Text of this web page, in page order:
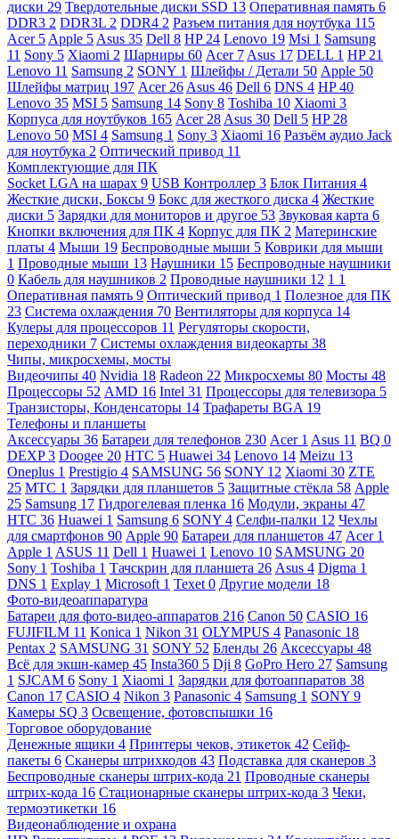
диски 29 Твердотельные диски SSD 13 Оперативная память 6
DDR3 2 DDR3L 2 DDR4 2 Разъем питания для ноутбука 115
Acer 5 Apple 5 Asus 35 Dell 8 HP 24 Lenovo 19 Msi 1 Samsung
11 Sony 5 Xiaomi 2 Шарниры 60 Acer 7 Asus 17 DELL 1 HP 21
Lenovo 11 Samsung 2 SONY 1 Шлейфы / Детали 50 Apple 50
Шлейфы матриц 197 Acer 26 Asus 46 Dell 6 DNS 4 HP40
Lenovo 35 MSI 5 Samsung 14 Sony 8 Toshiba 10 Xiaomi 3
Корпуса для ноутбуков 165 Acer 28 Asus 30 Dell 5 HP 28
Lenovo 50 MSI 4 Samsung 1 Sony 3 Xiaomi 16 Разъём аудио Jack
для ноутбука 2 Оптический привод 11
Комплектующие для ПК
Socket LGA на шарах 9 USB Контроллер 3 Блок Питания 4
Жесткие диски, Боксы 9 Бокс для жесткого диска 4 Жесткие
диски 5 Зарядки для мониторов и другое 53 Звуковая карта 6
Кнопки включения для ПК 4 Корпус для ПК 2 Материнские
платы 4 Мыши 19 Беспроводные мыши 5 Коврики для мыши
1 Проводные мыши 13 Наушники 15 Беспроводные наушники
0 Кабель для наушников 2 Проводные наушники 12 1 1
Оперативная память 9 Оптический привод 1 Полезное для ПК
23 Система охлаждения 70 Вентиляторы для корпуса 14
Кулеры для процессоров 11 Регуляторы скорости,
переходники 7 Системы охлаждения видеокарты 38
Чипы, микросхемы, мосты
Видеочипы 40 Nvidia 18 Radeon 22 Микросхемы 80 Мосты 48
Процессоры 52 AMD 16 Intel 31 Процессоры для телевизора 5
Транзисторы, Конденсаторы 14 Трафареты BGA 19
Телефоны и планшеты
Аксессуары 36 Батареи для телефонов 230 Acer 1 Asus 11 BQ 0
DEXP3 Doogee 20 HTC 5 Huawei 34 Lenovo 14 Meizu 13
Oneplus 1 Prestigio 4 SAMSUNG 56 SONY 12 Xiaomi 30 ZTE
25 МТС 1 Зарядки для планшетов 5 Защитные стёкла 58 Apple
25 Samsung 17 Гидрогелевая пленка 16 Модули, экраны 47
HTC 36 Huawei 1 Samsung 6 SONY 4 Селфи-палки 12 Чехлы
для смартфонов 90 Apple 90 Батареи для планшетов 47 Acer 1
Apple 1 ASUS 11 Dell 1 Huawei 1 Lenovo 10 SAMSUNG 20
Sony 1 Toshiba 1 Тачскрин для планшета 26 Asus 4 Digma 1
DNS 1 Explay 1 Microsoft 1 Texet 0 Другие модели 18
Фото-видеоаппаратура
Батареи для фото-видео-аппаратов 216 Canon 50 CASIO 16
FUJIFILM 11 Konica 1 Nikon 31 OLYMPUS 4 Panasonic 18
Pentax 2 SAMSUNG 31 SONY 52 Бленды 26 Аксессуары 48
Всё для экшн-камер 45 Insta360 5 Dji 8 GoPro Hero 27 Samsung
1 SJCAM 6 Sony 1 Xiaomi 1 Зарядки для фотоаппаратов 38
Canon 17 CASIO 4 Nikon 3 Panasonic 4 Samsung 1 SONY 9
Камеры SQ 3 Освещение, фотовспышки 16
Торговое оборудование
Денежные ящики 4 Принтеры чеков, этикеток 42 Сейф-
пакеты 6 Сканеры штрихкодов 43 Подставка для сканеров 3
Беспроводные сканеры штрих-кода 21 Проводные сканеры
штрих-кода 16 Стационарные сканеры штрих-кода 3 Чеки,
термоэтикетки 16
Видеонаблюдение и охрана